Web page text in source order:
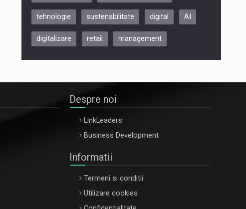
Oradea – 8 Oct 2026
tehnologie sustenabilitate digital AI
digitalizare retail management
Despre noi
LinkLeaders
Business Development
Informatii
Termeni si conditii
Utilizare cookies